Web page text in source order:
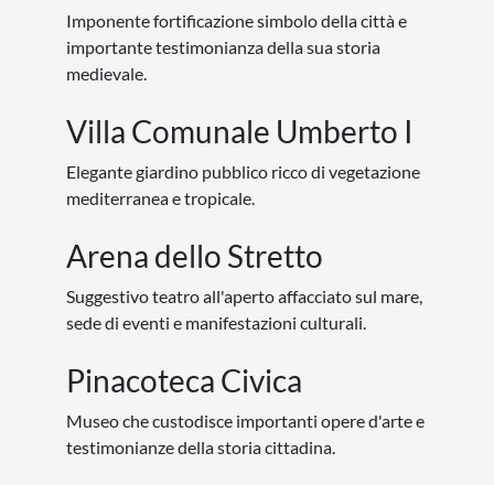
Imponente fortificazione simbolo della città e
importante testimonianza della sua storia
medievale.
Villa Comunale Umberto I
Elegante giardino pubblico ricco di vegetazione
mediterranea e tropicale.
Arena dello Stretto
Suggestivo teatro all'aperto affacciato sul mare,
sede di eventi e manifestazioni culturali.
Pinacoteca Civica
Museo che custodisce importanti opere d'arte e
testimonianze della storia cittadina.